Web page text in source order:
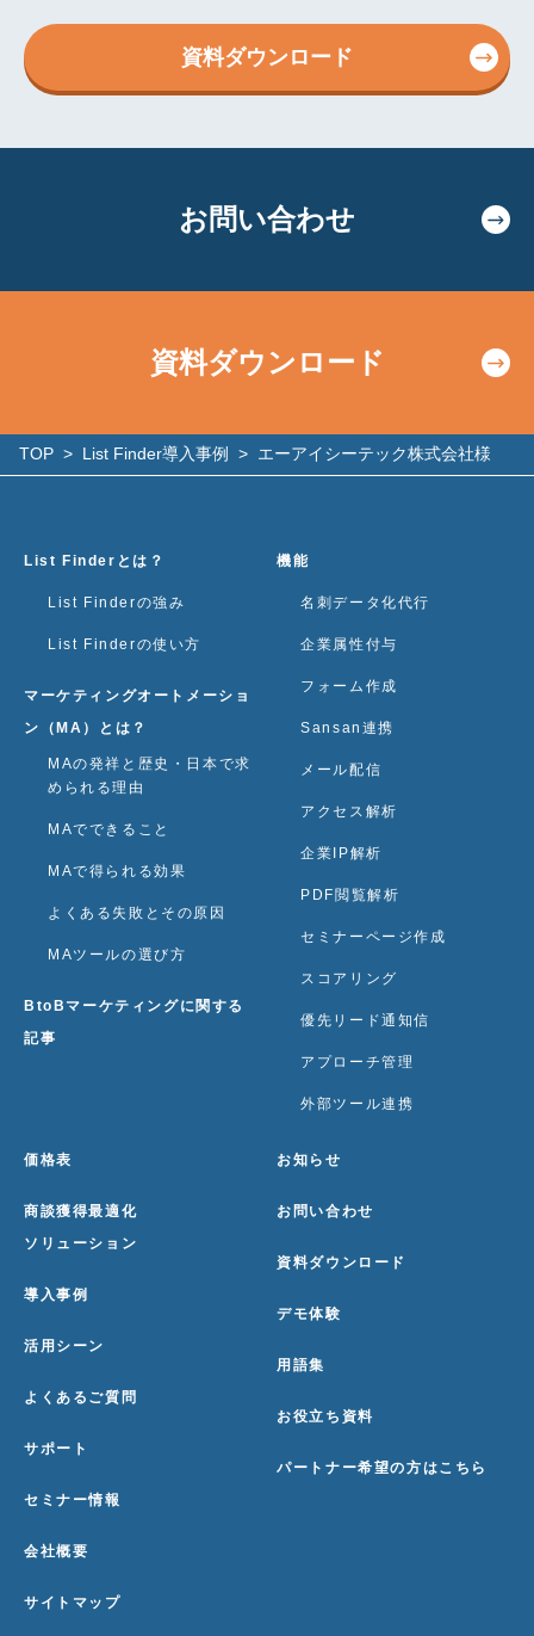
資料ダウンロード
お問い合わせ
資料ダウンロード
TOP > List Finder導入事例 > エーアイシーテック株式会社様
List Finderとは？
List Finderの強み
List Finderの使い方
マーケティングオートメーショ
ン（MA）とは？
MAの発祥と歴史・日本で求
められる理由
MAでできること
MAで得られる効果
よくある失敗とその原因
MAツールの選び方
BtoBマーケティングに関する
記事
機能
名刺データ化代行
企業属性付与
フォーム作成
Sansan連携
メール配信
アクセス解析
企業IP解析
PDF閲覧解析
セミナーページ作成
スコアリング
優先リード通知信
アプローチ管理
外部ツール連携
価格表
商談獲得最適化
ソリューション
導入事例
活用シーン
よくあるご質問
サポート
セミナー情報
会社概要
サイトマップ
お知らせ
お問い合わせ
資料ダウンロード
デモ体験
用語集
お役立ち資料
パートナー希望の方はこちら